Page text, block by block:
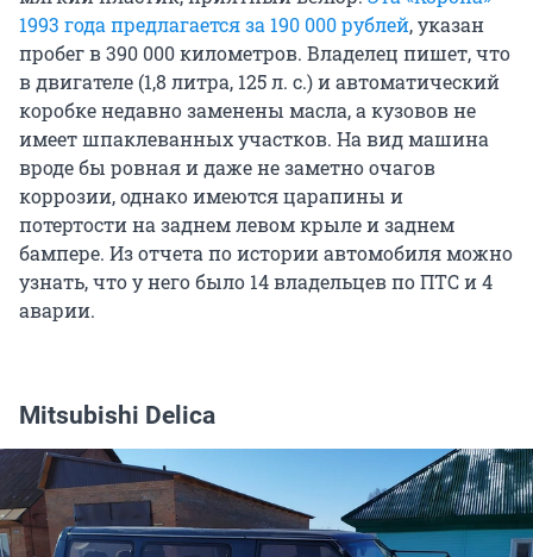
1993 года предлагается за 190 000рублей, указан
пробег в 390 000 километров. Владелец пишет, что
в двигателе (1,8 литра, 125 л. с.) и автоматический
коробке недавно заменены масла, а кузовов не
имеет шпаклеванных участков. На вид машина
вроде бы ровная и даже не заметно очагов
коррозии, однако имеются царапины и
потертости на заднем левом крыле и заднем
бампере. Из отчета по истории автомобиля можно
узнать, что у него было 14 владельцев по ПТС и 4
аварии.
Mitsubishi Delica